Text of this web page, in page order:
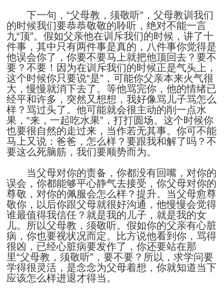
下一句，“父母教，须敬听”，父母教训我们
的时候我们要恭恭敬敬的聆听，绝对不能一言
九“顶”。假如父亲他在训斥我们的时候，讲了十
件事，其中只有两件事是真的，八件事你觉得是
他误会你了，你要不要马上就把他顶回去？要不
要？不要！因为在训斥我们的时候正是气头上，
这个时候你只要说“是”，可能你父亲本来火气很
大，慢慢就消下去了。等他骂完你，他的情绪已
经平和许多，突然又想想，我好像骂儿子骂怎么
样？骂过头了。他可能就会很主动的削一点水
果，“来，一起吃水果”，打打圆场。这个时候你
也要很自然的走过来，当作若无其事。你可不能
马上又说：爸爸，怎么样？要跟我和解了吗？不
要这么死脑筋，我们要顺势而为。
当父母对你的责备，你都没有回嘴，对你的
误会，你都能够平心静气去接受，你父母对你的
尊敬，对你的佩服会怎么样？提升。当父母愈尊
敬你，以后你跟父母就很好沟通，他慢慢会觉得
谁最值得我信任？就是我的儿子，就是我的女
儿。所以父母教，须敬听。假如你的父亲有心脏
病，你也要视状况而定。比方说他看到你，骂得
很凶，已经心脏病要发作了，你还要站在那
里“父母教，须敬听”，要不要？所以，求学问要
学得很灵活，是念念为父母着想，你就知道当下
应该怎么样进退才得当。